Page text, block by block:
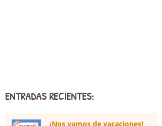
ENTRADAS RECIENTES:
¡Nos vamos de vacaciones!